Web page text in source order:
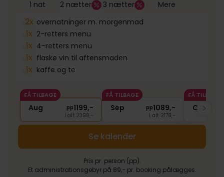
1 nat 2 nætter 3 nætter Mere
2x overnatninger m. morgenmad
1x 2-retters menu
1x 4-retters menu
1x flaske vin til aftensmaden
1x kaffe og te
FÅ TILBAGE
Aug pp1199,-
I alt 2398,-
FÅ TILBAGE
Sep pp1089,-
I alt 2178,-
FÅ TILBAGE
Okt
Se kalender
Pris pr. person (pp).
Et administrationsgebyr på 89,- pr. booking pålægges.